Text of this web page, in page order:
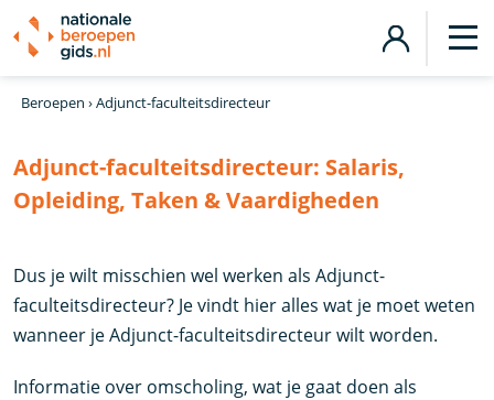
Beroepen ›Adjunct-faculteitsdirecteur
Adjunct-faculteitsdirecteur: Salaris,
Opleiding, Taken & Vaardigheden
Dus je wilt misschien wel werken als Adjunct-
faculteitsdirecteur? Je vindt hier alles wat je moet weten
wanneer je Adjunct-faculteitsdirecteur wilt worden.
Informatie over omscholing, wat je gaat doen als